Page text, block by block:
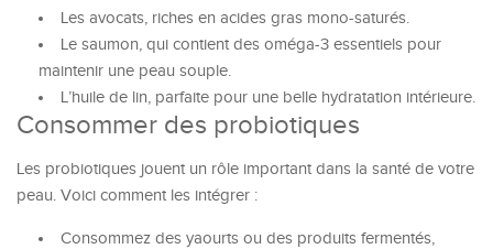
Les avocats, riches en acides gras mono-saturés.
Le saumon, qui contient des oméga-3 essentiels pour
maintenir une peau souple.
L’huile de lin, parfaite pour une belle hydratation intérieure.
Consommer des probiotiques
Les probiotiques jouent un rôle important dans la santé de votre
peau. Voici comment les intégrer :
Consommez des yaourts ou des produits fermentés,